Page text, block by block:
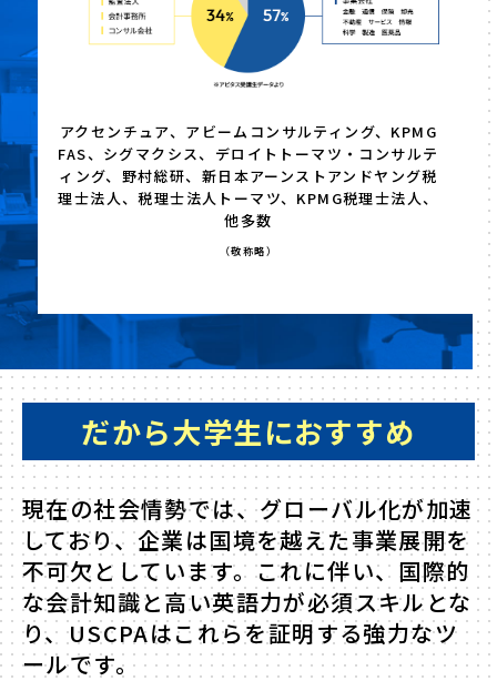
アクセンチュア、アビームコンサルティング、KPMG
FAS、シグマクシス、デロイトトーマツ・コンサルテ
ィング、野村総研、新日本アーンストアンドヤング税
理士法人、税理士法人トーマツ、KPMG税理士法人、
他多数
（敬称略）
だから大学生におすすめ
現在の社会情勢では、グローバル化が加速
しており、企業は国境を越えた事業展開を
不可欠としています。これに伴い、国際的
な会計知識と高い英語力が必須スキルとな
り、USCPAはこれらを証明する強力なツ
ールです。